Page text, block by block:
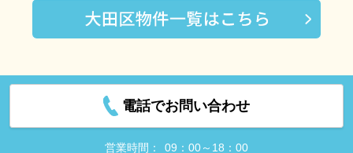
電話でお問い合わせ
営業時間： 09：00～18：00